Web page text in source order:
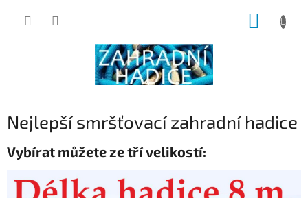
Nejlepší smršťovací zahradní hadice
Vybírat můžete ze tří velikostí: